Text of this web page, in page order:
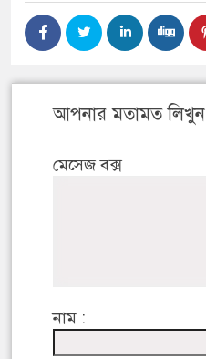
আপনার মতামত লিখুন
মেসেজ বক্স
নাম :